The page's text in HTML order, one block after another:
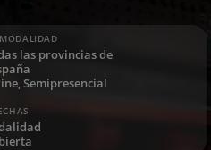
las provincias de
Semipresencial